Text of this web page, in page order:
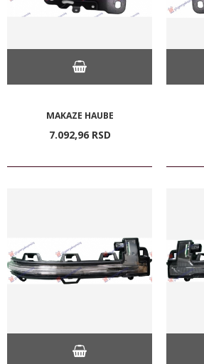
MAKAZE HAUBE
7.092,96 RSD